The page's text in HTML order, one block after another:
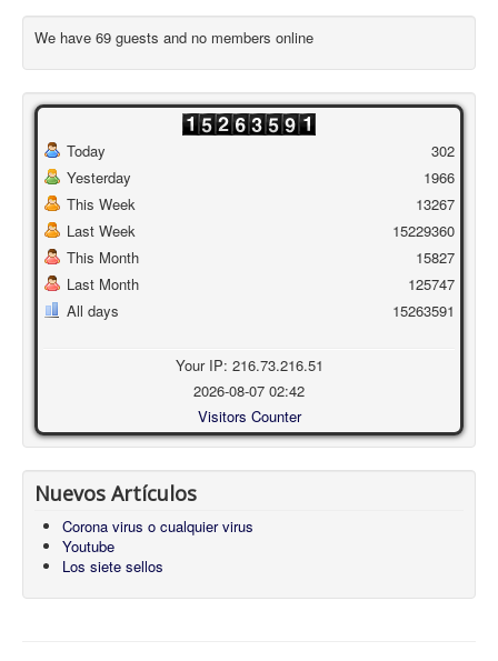
We have 69 guests and no members online
Today
Yesterday
This Week
Last Week
This Month
Last Month
All days
302
1966
13267
15229360
15827
125747
15263591
Your IP: 216.73.216.51
2026-08-07 02:42
Visitors Counter
Nuevos Artículos
Corona virus o cualquier virus
Youtube
Los siete sellos